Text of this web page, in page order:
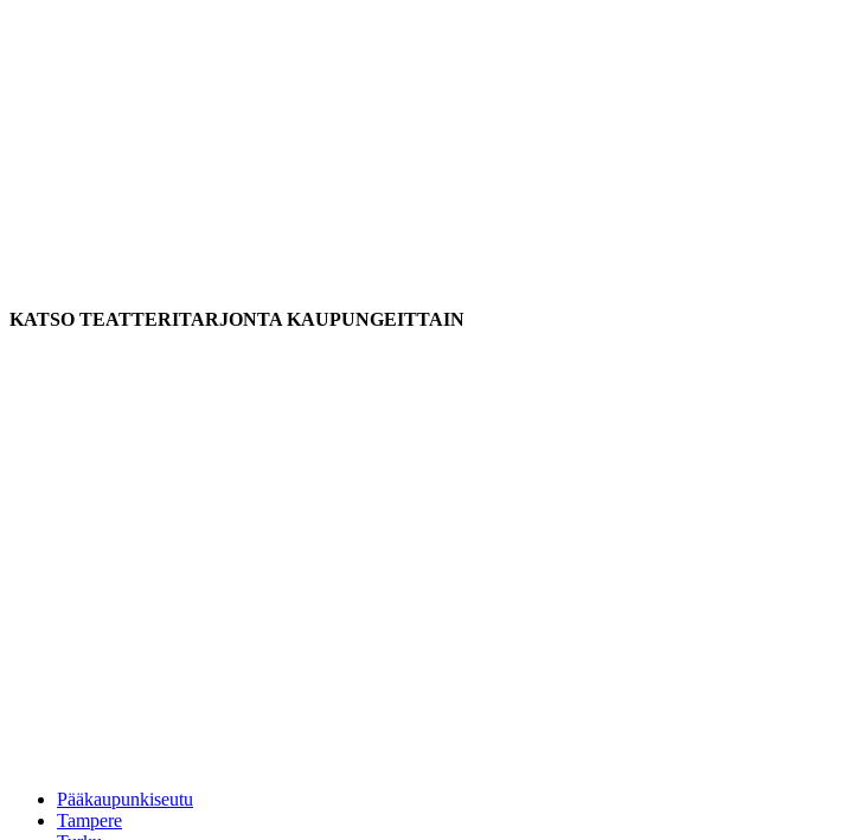
KATSO TEATTERITARJONTA KAUPUNGEITTAIN
Pääkaupunkiseutu
Tampere